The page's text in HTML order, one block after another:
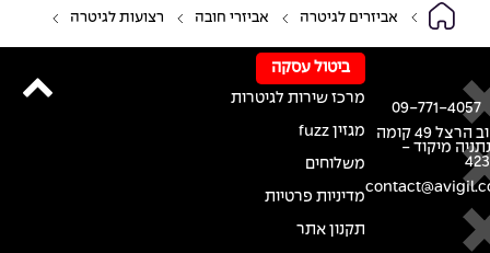
אביזרים לגיטרה אביזרי חובה רצועות לגיטרה
רחוב הרצל 49 קומה
מיקוד -
09-771-4057
ביטול עסקה
מרכז שירות לגיטרות
מגזין fuzz
משלוחים
מדיניות פרטיות
תקנון אתר